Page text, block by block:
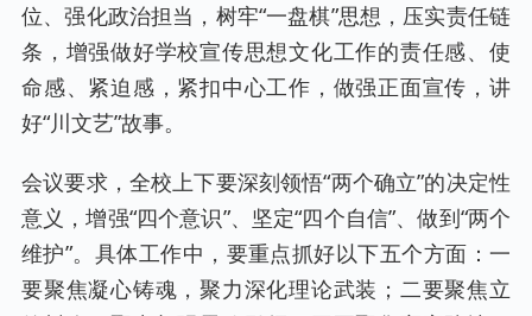
位、强化政治担当，树牢“一盘棋”思想，压实责任链
条，增强做好学校宣传思想文化工作的责任感、使
命感、紧迫感，紧扣中心工作，做强正面宣传，讲
好“川文艺”故事。
会议要求，全校上下要深刻领悟“两个确立”的决定性
意义，增强“四个意识”、坚定“四个自信”、做到“两个
维护”。具体工作中，要重点抓好以下五个方面：一
要聚焦凝心铸魂，聚力深化理论武装；二要聚焦立